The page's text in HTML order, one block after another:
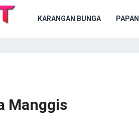
KARANGAN BUNGA
Manggis